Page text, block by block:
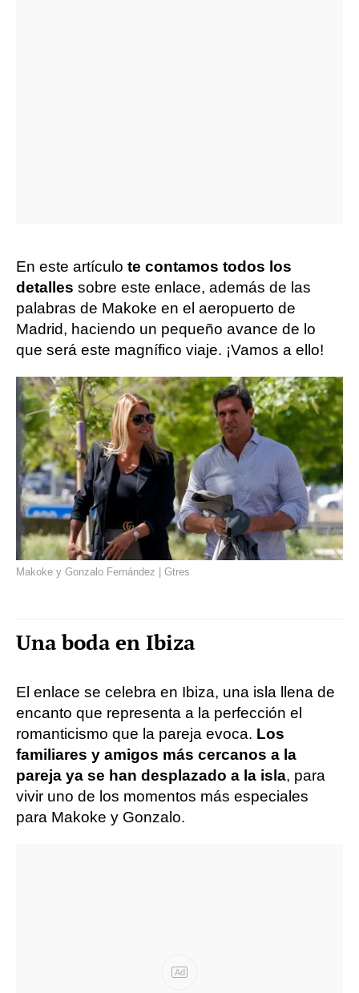
En este artículo te contamos todos los
detalles sobre este enlace, además de las
palabras de Makoke en el aeropuerto de
Madrid, haciendo un pequeño avance de lo
que será este magnífico viaje. ¡Vamos a ello!
Makoke y Gonzalo Fernández | Gtres
Una boda en Ibiza
El enlace se celebra en Ibiza, una isla llena de
encanto que representa a la perfección el
romanticismo que la pareja evoca. Los
familiares y amigos más cercanos a la
pareja ya se han desplazado a la isla, para
vivir uno de los momentos más especiales
para Makoke y Gonzalo.
Ad